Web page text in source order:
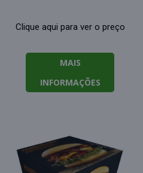
Clique aqui para ver o preço
MAIS
INFORMAÇÕES